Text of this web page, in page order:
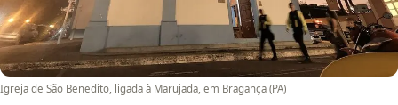
Igreja de São Benedito, ligada à Marujada, em Bragança (PA)